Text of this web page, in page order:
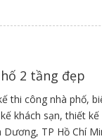
Nguồn sưu tầm
2 tầng đẹp
thi công nhà phố,
khách sạn, thiết
TP Hồ Chí